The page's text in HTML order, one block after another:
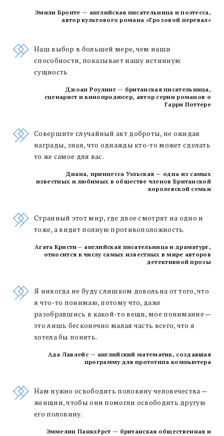
Эмили Бронте — английская писательница и поэтесса,
автор культового романа «Грозовой перевал»
Наш выбор в большей мере, чем наши
способности, показывает нашу истинную
сущность
Джоан Роулинг — британская писательница,
сценарист и кинопродюсер, автор серии романов о
Гарри Поттере
Совершите случайный акт доброты, не ожидая
награды, зная, что однажды кто-то может сделать
то же самое для вас.
Диана, принцесса Уэльская — одна из самых
известных и любимых в обществе членов Британской
королевской семьи
Странный этот мир, где двое смотрят на одно и
тоже, а видят полную противоположность.
Агата Кристи— английская писательница и драматург,
относится к числу самых известных в мире авторов
детективной прозы
Я никогда не буду слишком довольна от того, что
я что-то понимаю, потому что, даже
разобравшись в какой-то вещи, мое понимание —
это лишь бесконечно малая часть всего, что я
хотела бы понять.
Ада Лавлейс — английский математик, создавшая
программу для прототипа компьютера
Нам нужно освободить половину человечества —
женщин, чтобы они помогли освободить другую
его половину.
Эммелин Панкхёрст — британская общественная и